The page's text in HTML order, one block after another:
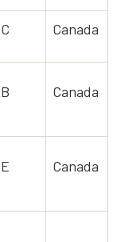
Canada
Canada
Canada